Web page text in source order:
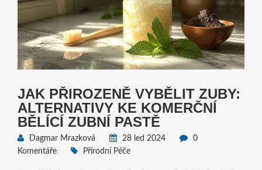
JAK PŘIROZENĚ VYBĚLIT ZUBY:
ALTERNATIVY KE KOMERČNÍ
BĚLÍCÍ ZUBNÍ PASTĚ
Dagmar Mrazková 28 led 2024
0
Komentáře
Přírodní Péče